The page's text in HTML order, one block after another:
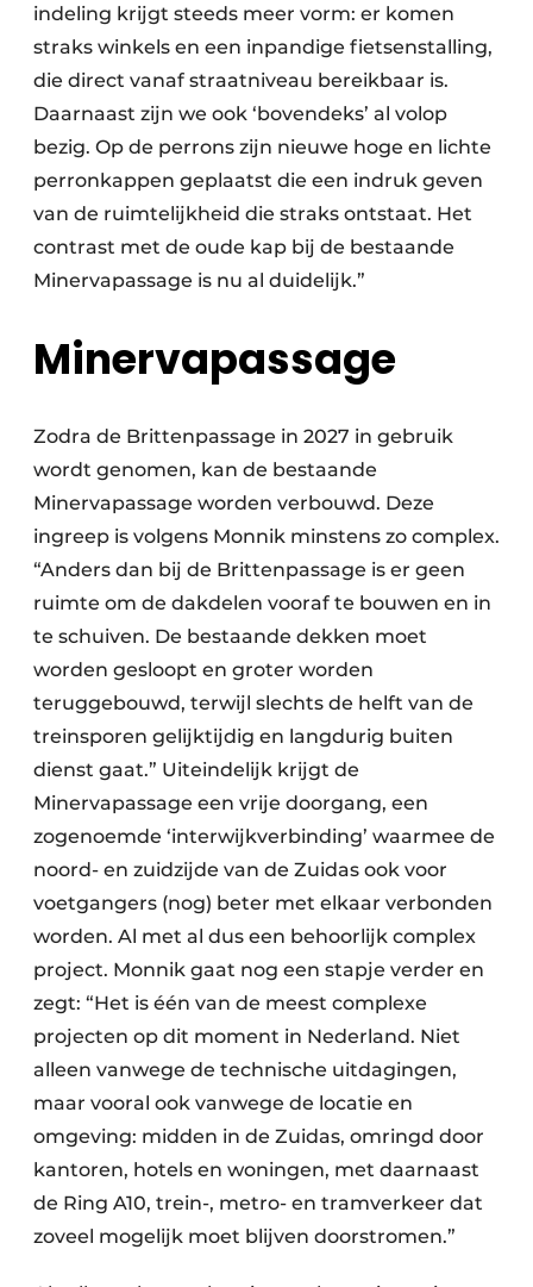
indeling krijgt steeds meer vorm: er komen
straks winkels en een inpandige fietsenstalling,
die direct vanaf straat­niveau bereikbaar is.
Daarnaast zijn we ook ‘bovendeks’ al volop
bezig. Op de perrons zijn nieuwe hoge en lichte
perronkappen geplaatst die een indruk geven
van de ruimtelijkheid die straks ontstaat. Het
contrast met de oude kap bij de bestaande
Minervapassage is nu al duidelijk.”
Minervapassage
Zodra de Brittenpassage in 2027 in gebruik
wordt genomen, kan de bestaande
Minervapassage worden verbouwd. Deze
ingreep is volgens Monnik minstens zo complex.
“Anders dan bij de Brittenpassage is er geen
ruimte om de dakdelen vooraf te bouwen en in
te schuiven. De bestaande dekken moet
worden gesloopt en groter worden
teruggebouwd, terwijl slechts de helft van de
treinsporen gelijktijdig en langdurig buiten
dienst gaat.” Uiteindelijk krijgt de
Minervapassage een vrije doorgang, een
zogenoemde ‘interwijkverbinding’ waarmee de
noord- en zuidzijde van de Zuidas ook voor
voetgangers (nog) beter met elkaar verbonden
worden. Al met al dus een behoorlijk complex
project. Monnik gaat nog een stapje verder en
zegt: “Het is één van de meest complexe
projecten op dit moment in Nederland. Niet
alleen vanwege de technische uitdagingen,
maar vooral ook vanwege de locatie en
omgeving: midden in de Zuidas, omringd door
kantoren, hotels en woningen, met daarnaast
de Ring A10, trein-, metro- en tramverkeer dat
zoveel mogelijk moet blijven doorstromen.”